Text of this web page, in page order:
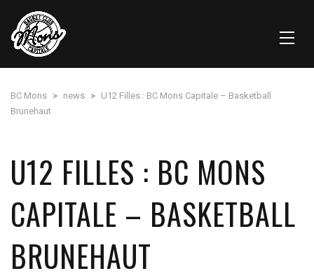
BC Mons > news > U12 Filles : BC Mons Capitale – Basketball
Brunehaut
U12 FILLES : BC MONS
CAPITALE – BASKETBALL
BRUNEHAUT